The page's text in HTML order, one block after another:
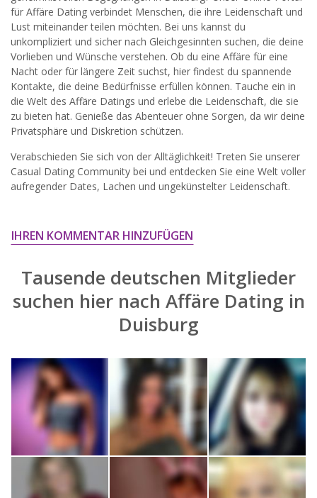
Nutzungsbedingungenund derDatenschutzerklärung
einverstanden. Ich erhalte Informationen und Angebote des
Betreibers per E-Mail, der Zusendung kann ich jederzeit
widersprechen.
JETZT ANMELDEN!
für Affäre Dating verbindet Menschen, die ihre Leidenschaft und
Lust miteinander teilen möchten. Bei uns kannst du
unkompliziert und sicher nach Gleichgesinnten suchen, die deine
Vorlieben und Wünsche verstehen. Ob du eine Affäre für eine
Nacht oder für längere Zeit suchst, hier findest du spannende
Kontakte, die deine Bedürfnisse erfüllen können. Tauche ein in
die Welt des Affäre Datings und erlebe die Leidenschaft, die sie
zu bieten hat. Genieße das Abenteuer ohne Sorgen, da wir deine
Privatsphäre und Diskretion schützen.
Verabschieden Sie sich von der Alltäglichkeit! Treten Sie unserer
Casual Dating Community bei und entdecken Sie eine Welt voller
aufregender Dates, Lachen und ungekünstelter Leidenschaft.
IHREN KOMMENTAR HINZUFÜGEN
Tausende deutschen Mitglieder
suchen hier nach Affäre Dating in
Duisburg